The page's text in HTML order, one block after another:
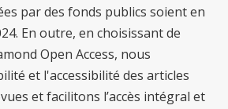
par des fonds publics soient en
En outre, en choisissant de
Open Access, nous
et l'accessibilité des articles
et facilitons l’accès intégral et